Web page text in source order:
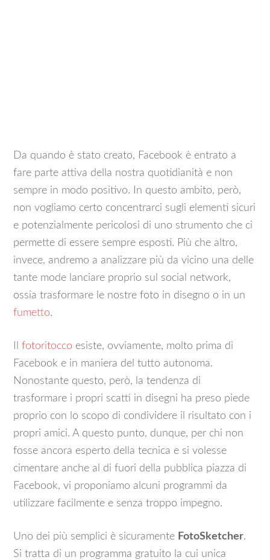
Da quando è stato creato, Facebook è entrato a
fare parte attiva della nostra quotidianità e non
sempre in modo positivo. In questo ambito, però,
non vogliamo certo concentrarci sugli elementi sicuri
e potenzialmente pericolosi di uno strumento che ci
permette di essere sempre esposti. Più che altro,
invece, andremo a analizzare più da vicino una delle
tante mode lanciare proprio sul social network,
ossia trasformare le nostre foto in disegno o in un
fumetto.
Ilfotoritocco esiste, ovviamente, molto prima di
Facebook e in maniera del tutto autonoma.
Nonostante questo, però, la tendenza di
trasformare i propri scatti in disegni ha preso piede
proprio con lo scopo di condividere il risultato con i
propri amici. A questo punto, dunque, per chi non
fosse ancora esperto della tecnica e si volesse
cimentare anche al di fuori della pubblica piazza di
Facebook, vi proponiamo alcuni programmi da
utilizzare facilmente e senza troppo impegno.
Uno dei più semplici è sicuramente FotoSketcher.
Si tratta di un programma gratuito la cui unica